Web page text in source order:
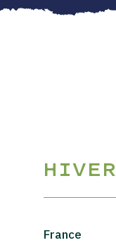
HIVER
France